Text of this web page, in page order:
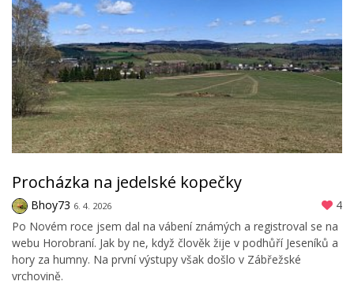
Procházka na jedelské kopečky
Bhoy73 6. 4. 2026
4
Po Novém roce jsem dal na vábení známých a registroval se na
webu Horobraní. Jak by ne, když člověk žije v podhůří Jeseníků a
hory za humny. Na první výstupy však došlo v Zábřežské
vrchovině.